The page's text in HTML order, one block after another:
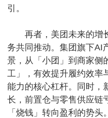
引。
再者，美团未来的增
务共同推动。集团旗下AI
景，从「小团」到商家侧
工」，有效提升履约效率
能力的核心杠杆。同时，
长，前置仓与零售供应链
「烧钱」转向盈利的势头。